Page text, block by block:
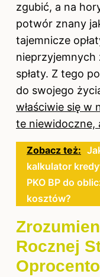
zgubić, a na
potwór znany
tajemnicze
nieprzyjemnych
spłaty. Z tego
do swojego
właściwie się w
te niewidoczne,
Zobacz też:
kalkulator
PKO BP do
kosztów?
Rocznej